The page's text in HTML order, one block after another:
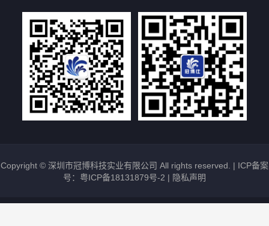
大型单槽带过滤系列
全自动/半自动系列
客户定制非标机参考
双槽三槽四槽五槽多槽系列
轮胎清洗机
多频 扫频
文章标签
超声波清洗机定制
超声波清洗机除油污
超声波清洗机除锈
超声波清洗机洗眼镜
Copyright © 深圳市冠博科技实业有限公司 All rights reserved. | ICP备案
号：粤ICP备18131879号-2 | 隐私声明